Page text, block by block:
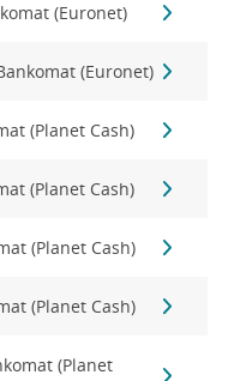
(Euronet)
(Euronet)
(Planet Cash)
(Planet Cash)
(Planet Cash)
(Planet Cash)
(Planet